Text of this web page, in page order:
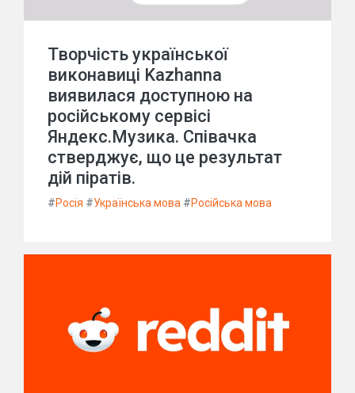
Творчість української
виконавиці Kazhanna
виявилася доступною на
російському сервісі
Яндекс.Музика. Співачка
стверджує, що це результат
дій піратів.
#Росія #Українська мова #Російська мова